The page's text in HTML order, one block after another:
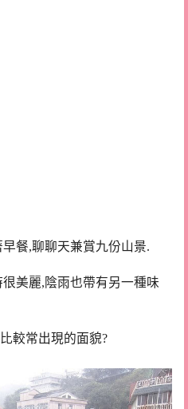
餐,聊聊天兼賞九份山景.
美麗,陰雨也帶有另一種味
較常出現的面貌?